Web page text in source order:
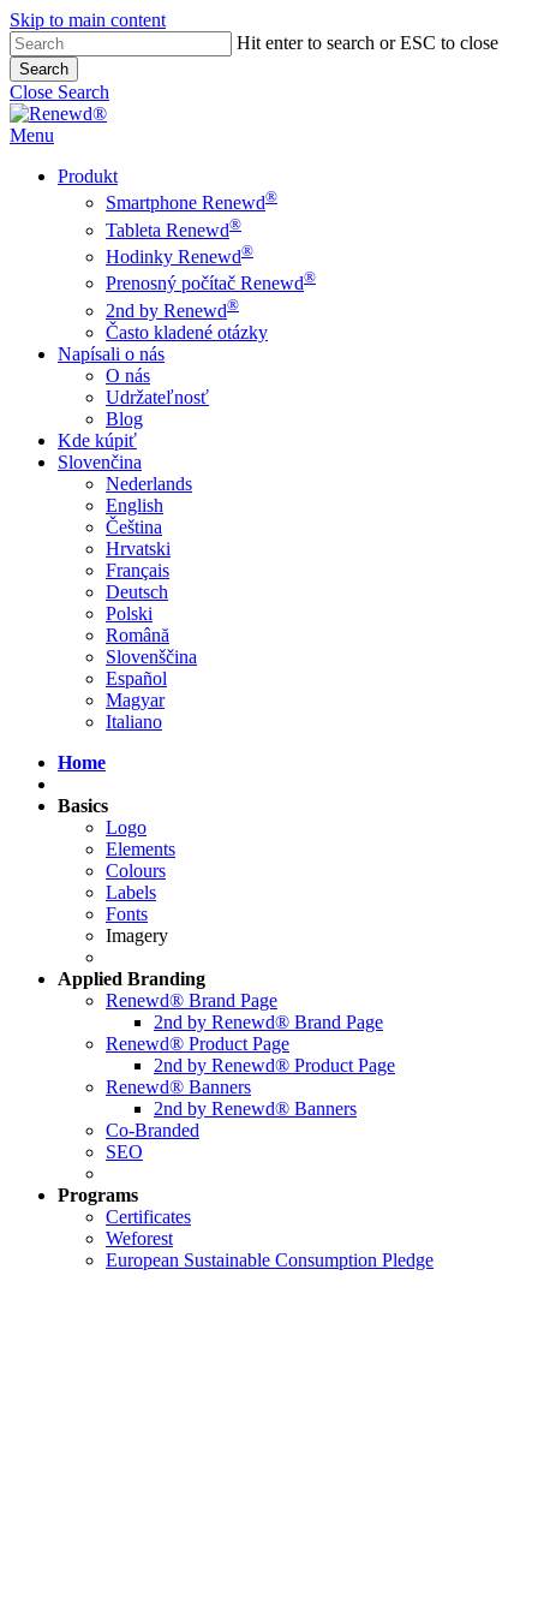
Skip to main content
Hit enter to search or ESC to close
Search
Close Search
Menu
Produkt
Smartphone Renewd®
Tableta Renewd®
Hodinky Renewd®
Prenosný počítač Renewd®
2nd by Renewd®
Často kladené otázky
Napísali o nás
O nás
Udržateľnosť
Blog
Kde kúpiť
Slovenčina
Nederlands
English
Čeština
Hrvatski
Français
Deutsch
Polski
Română
Slovenščina
Español
Magyar
Italiano
Home
Basics
Logo
Elements
Colours
Labels
Fonts
Imagery
Applied Branding
Renewd® Brand Page
2nd by Renewd® Brand Page
Renewd® Product Page
2nd by Renewd® Product Page
Renewd® Banners
2nd by Renewd® Banners
Co-Branded
SEO
Programs
Certificates
Weforest
European Sustainable Consumption Pledge